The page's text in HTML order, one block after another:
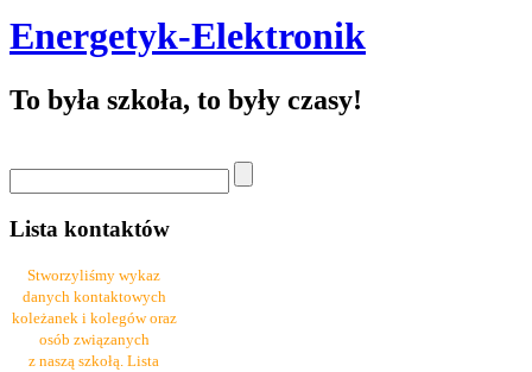
Energetyk-Elektronik
To była szkoła, to były czasy!
Lista kontaktów
Stworzyliśmy wykaz
danych kontaktowych
koleżanek i kolegów oraz
osób związanych
z naszą szkołą. Lista